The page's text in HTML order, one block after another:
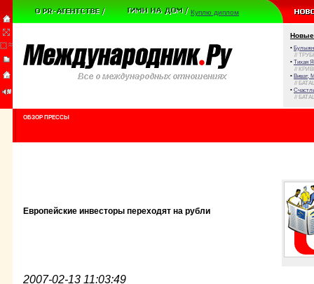
Куплю диплом
Новые
•
//
• Тихая
//
• Виват,
//
•
//
ОБЗОР ПРЕССЫ
Европейские инвесторы переходят на рубли
2007-02-13 11:03:49